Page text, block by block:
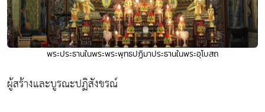
พระประธานในพระพระพุทธปฏิมาประธานในพระอุโบสถ
ผู้สร้างและบูรณะปฏิสังขรณ์